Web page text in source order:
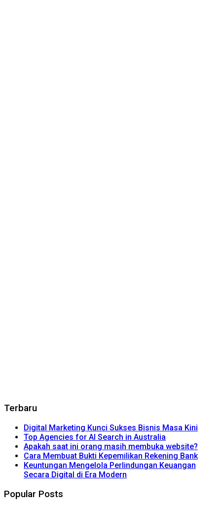
Terbaru
Digital Marketing Kunci Sukses Bisnis Masa Kini
Top Agencies for AI Search in Australia
Apakah saat ini orang masih membuka website?
Cara Membuat Bukti Kepemilikan Rekening Bank
Keuntungan Mengelola Perlindungan Keuangan
Secara Digital di Era Modern
Popular Posts